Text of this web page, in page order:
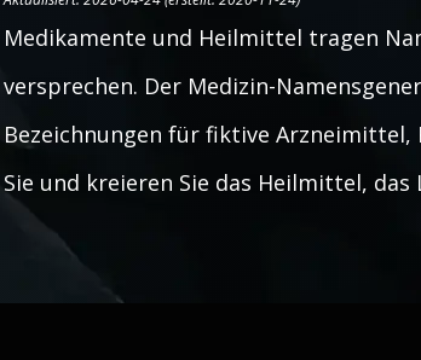
Medikamente und Heilmittel tragen
versprechen. Der Medizin-
Bezeichnungen für fiktive
Sie und kreieren Sie das Heilmittel,